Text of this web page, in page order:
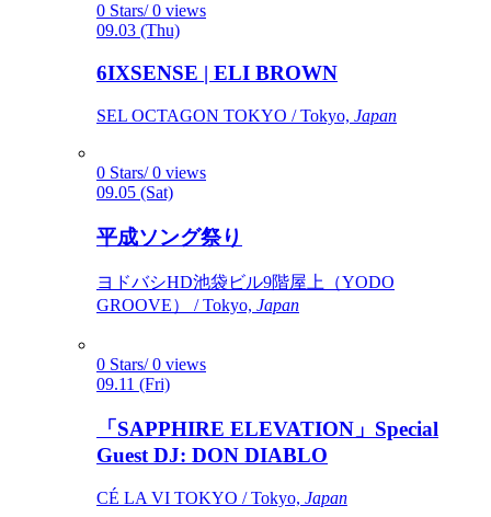
0 Stars/ 0 views
09.03 (Thu)
6IXSENSE | ELI BROWN
SEL OCTAGON TOKYO / Tokyo, Japan
0 Stars/ 0 views
09.05 (Sat)
平成ソング祭り
ヨドバシHD池袋ビル9階屋上（YODO
GROOVE） / Tokyo, Japan
0 Stars/ 0 views
09.11 (Fri)
「SAPPHIRE ELEVATION」Special
Guest DJ: DON DIABLO
CÉ LA VI TOKYO / Tokyo, Japan